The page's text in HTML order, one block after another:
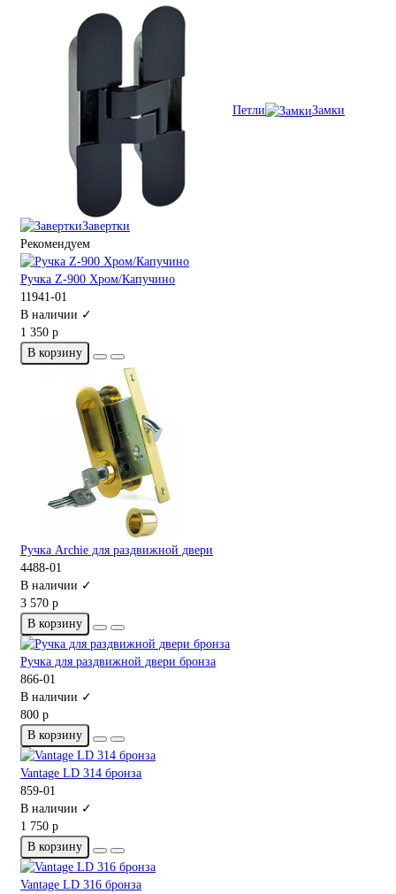
Петли Замки
Завертки
Рекомендуем
Ручка Z-900 Хром/Капучино
11941-01
В наличии ✓
1 350 р
В корзину
Ручка Archie для раздвижной двери
4488-01
В наличии ✓
3 570 р
В корзину
Ручка для раздвижной двери бронза
866-01
В наличии ✓
800 р
В корзину
Vantage LD 314 бронза
859-01
В наличии ✓
1 750 р
В корзину
Vantage LD 316 бронза